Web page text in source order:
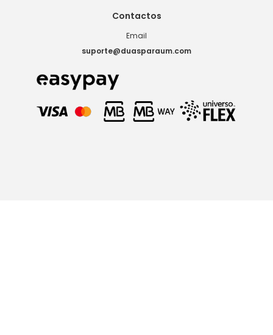
Contactos
Email
suporte@duasparaum.com